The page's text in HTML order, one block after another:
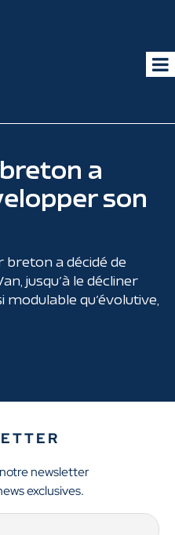
a
son
breton a décidé de
jusqu’à le décliner
qu’évolutive,
newsletter
exclusives.